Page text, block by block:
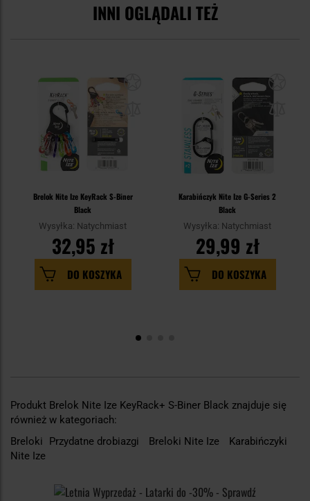
INNI OGLĄDALI TEŻ
Brelok Nite Ize KeyRack S-Biner
Black
Wysyłka: Natychmiast
32,95 zł
DO KOSZYKA
Karabińczyk Nite Ize G-Series 2
Black
Wysyłka: Natychmiast
29,99 zł
DO KOSZYKA
Produkt Brelok Nite Ize KeyRack+ S-Biner Black znajduje się
również w kategoriach:
Breloki
Przydatne drobiazgi Breloki Nite Ize
Karabińczyki
Nite Ize